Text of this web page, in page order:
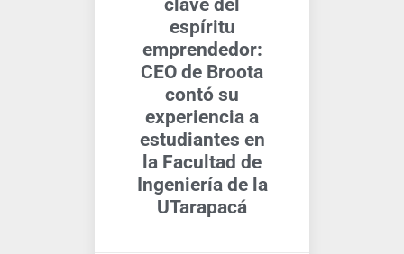
clave del
espíritu
emprendedor:
CEO de Broota
contó su
experiencia a
estudiantes en
la Facultad de
Ingeniería de la
UTarapacá